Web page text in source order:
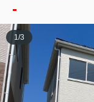
-
1/3